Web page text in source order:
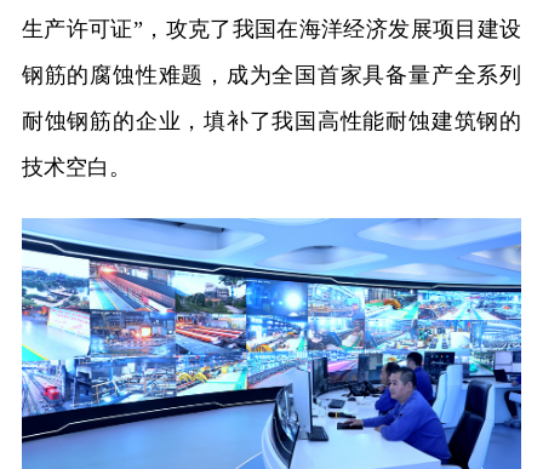
生产许可证”，攻克了我国在海洋经济发展项目建设
钢筋的腐蚀性难题，成为全国首家具备量产全系列
耐蚀钢筋的企业，填补了我国高性能耐蚀建筑钢的
技术空白。